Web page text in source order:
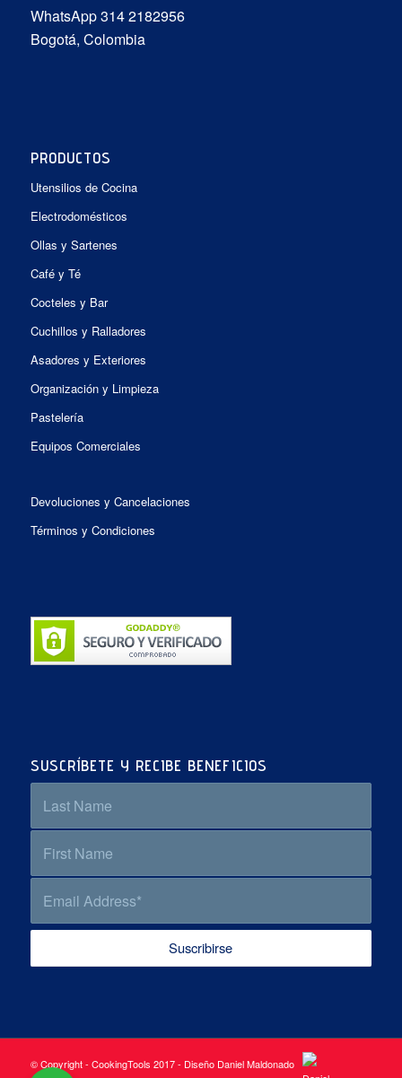
WhatsApp 314 2182956
Bogotá, Colombia
PRODUCTOS
Utensilios de Cocina
Electrodomésticos
Ollas y Sartenes
Café y Té
Cocteles y Bar
Cuchillos y Ralladores
Asadores y Exteriores
Organización y Limpieza
Pastelería
Equipos Comerciales
Devoluciones y Cancelaciones
Términos y Condiciones
SUSCRÍBETE Y RECIBE BENEFICIOS
© Copyright - CookingTools 2017 - Diseño Daniel Maldonado